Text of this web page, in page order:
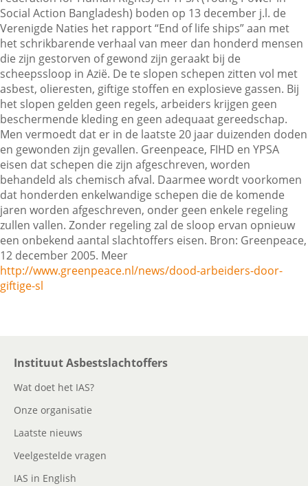
Contactgegevens
Zoeken
Social Action Bangladesh) boden op 13 december j.l. de
Verenigde Naties het rapport “End of life ships” aan met
het schrikbarende verhaal van meer dan honderd mensen
die zijn gestorven of gewond zijn geraakt bij de
scheepssloop in Azië. De te slopen schepen zitten vol met
asbest, olieresten, giftige stoffen en explosieve gassen. Bij
het slopen gelden geen regels, arbeiders krijgen geen
beschermende kleding en geen adequaat gereedschap.
Men vermoedt dat er in de laatste 20 jaar duizenden doden
en gewonden zijn gevallen. Greenpeace, FIHD en YPSA
eisen dat schepen die zijn afgeschreven, worden
behandeld als chemisch afval. Daarmee wordt voorkomen
dat honderden enkelwandige schepen die de komende
jaren worden afgeschreven, onder geen enkele regeling
zullen vallen. Zonder regeling zal de sloop ervan opnieuw
een onbekend aantal slachtoffers eisen. Bron: Greenpeace,
12 december 2005. Meer
http://www.greenpeace.nl/news/dood-arbeiders-door-
giftige-sl
Instituut Asbestslachtoffers
Wat doet het IAS?
Onze organisatie
Laatste nieuws
Veelgestelde vragen
IAS in English